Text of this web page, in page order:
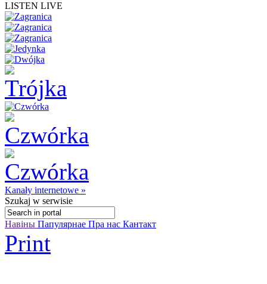
LISTEN LIVE
Kanały internetowe »
Szukaj w serwisie
Навіны Папулярнае Пра нас Кантакт
Print